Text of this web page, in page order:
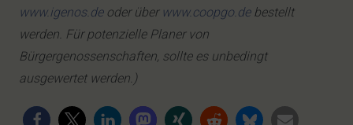
www.igenos.deoder über www.coopgo.debestellt
werden. Für potenzielle Planer von
Bürgergenossenschaften, sollte es unbedingt
ausgewertet werden.)